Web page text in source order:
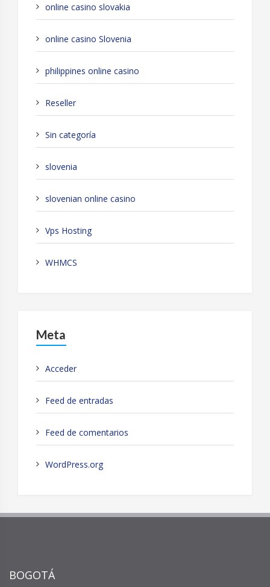
online casino slovakia
online casino Slovenia
philippines online casino
Reseller
Sin categoría
slovenia
slovenian online casino
Vps Hosting
WHMCS
Meta
Acceder
Feed de entradas
Feed de comentarios
WordPress.org
BOGOTÁ